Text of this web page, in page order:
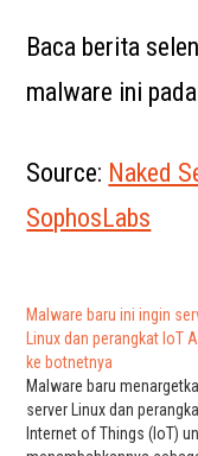
Baca berita
malware ini
Source: Naked
SophosLabs
Malware baru ini ingin
Linux dan perangkat IoT
ke botnetnya
Malware baru
server Linux dan
Internet of Things (IoT)